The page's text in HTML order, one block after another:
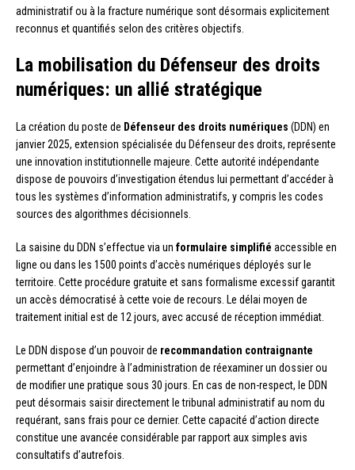
administratif ou à la fracture numérique sont désormais explicitement
reconnus et quantifiés selon des critères objectifs.
La mobilisation du Défenseur des droits
numériques: un allié stratégique
La création du poste de Défenseur des droits numériques (DDN) en
janvier 2025, extension spécialisée du Défenseur des droits, représente
une innovation institutionnelle majeure. Cette autorité indépendante
dispose de pouvoirs d’investigation étendus lui permettant d’accéder à
tous les systèmes d’information administratifs, y compris les codes
sources des algorithmes décisionnels.
La saisine du DDN s’effectue via un formulaire simplifié accessible en
ligne ou dans les 1500 points d’accès numériques déployés sur le
territoire. Cette procédure gratuite et sans formalisme excessif garantit
un accès démocratisé à cette voie de recours. Le délai moyen de
traitement initial est de 12 jours, avec accusé de réception immédiat.
Le DDN dispose d’un pouvoir de recommandation contraignante
permettant d’enjoindre à l’administration de réexaminer un dossier ou
de modifier une pratique sous 30 jours. En cas de non-respect, le DDN
peut désormais saisir directement le tribunal administratif au nom du
requérant, sans frais pour ce dernier. Cette capacité d’action directe
constitue une avancée considérable par rapport aux simples avis
consultatifs d’autrefois.